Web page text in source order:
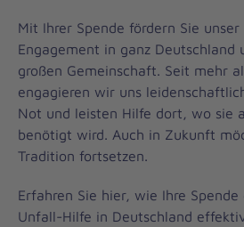
Mit Ihrer Spende fördern Sie
Engagement in ganz Deutschland
großen Gemeinschaft. Seit mehr
engagieren wir uns
Not und leisten Hilfe dort, wo sie
benötigt wird. Auch in Zukunft
Tradition fortsetzen.
Erfahren Sie hier, wie Ihre
Unfall-Hilfe in Deutschland